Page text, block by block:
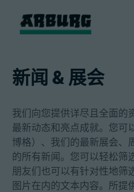
产品
解决方案
咨询和服务
智慧制造
新闻 & 展会
我们向您提供详尽且全面的
最新动态和亮点成就。您可
博格）、我们的最新展会、
的所有新闻。您可以轻松筛
朋友们也可以有针对性地筛
图片在内的文本内容。所提